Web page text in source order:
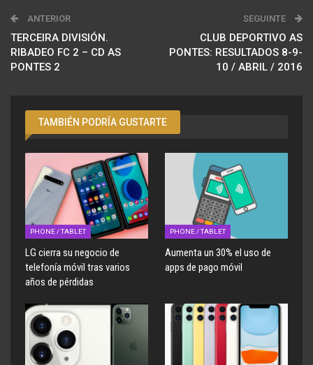
ANTERIOR
TERCEIRA DIVISIÓN.
RIBADEO FC 2 – CD AS
PONTES 2
SEGUINTE
CLUB DEPORTIVO AS
PONTES: RESULTADOS 8-9-
10 / ABRIL / 2016
TAMBIÉN PODRÍA GUSTARTE
PHONE / TABLET
LG cierra su negocio de
telefonía móvil tras varios
años de pérdidas
PHONE / TABLET
Aumenta un 30% el uso de
apps de pago móvil